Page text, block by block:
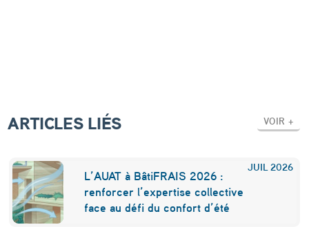
a
c
o
u
ARTICLES LIÉS VOIR +
JUIL 2026
L’AUAT à BâtiFRAIS 2026 :
renforcer l’expertise collective
face au défi du confort d’été